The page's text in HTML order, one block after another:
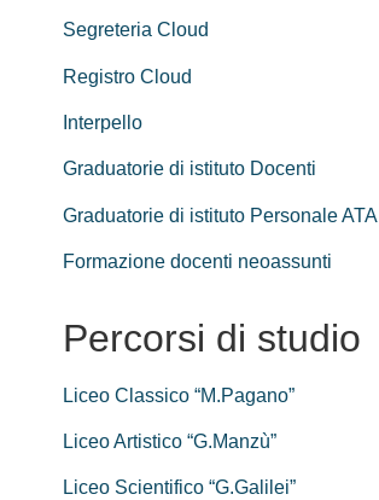
Segreteria Cloud
Registro Cloud
Interpello
Graduatorie di istituto Docenti
Graduatorie di istituto Personale ATA
Formazione docenti neoassunti
Percorsi di studio
Liceo Classico “M.Pagano”
Liceo Artistico “G.Manzù”
Liceo Scientifico “G.Galilei”